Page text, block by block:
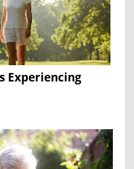
Experiencing